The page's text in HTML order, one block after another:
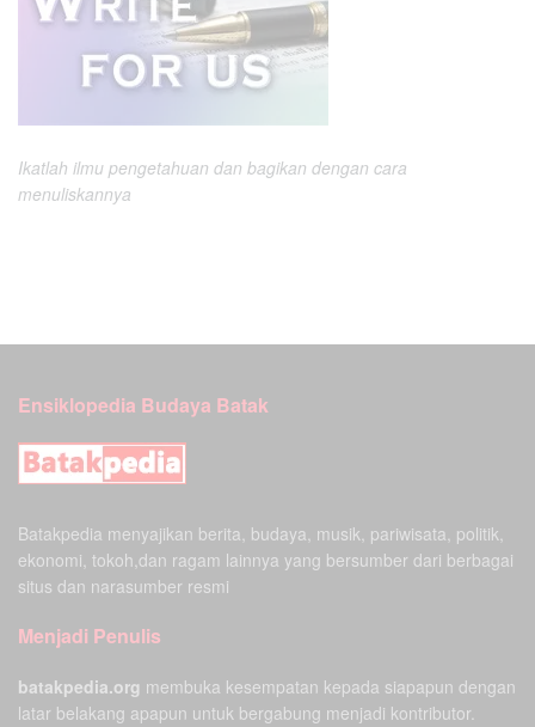
Ikatlah ilmu pengetahuan dan bagikan dengan cara
menuliskannya
Ensiklopedia Budaya Batak
Batakpedia menyajikan berita, budaya, musik, pariwisata, politik,
ekonomi, tokoh,dan ragam lainnya yang bersumber dari berbagai
situs dan narasumber resmi
Menjadi Penulis
batakpedia.org membuka kesempatan kepada siapapun dengan
latar belakang apapun untuk bergabung menjadi kontributor.